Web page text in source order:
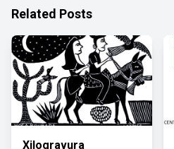
Related Posts
Xilogravura